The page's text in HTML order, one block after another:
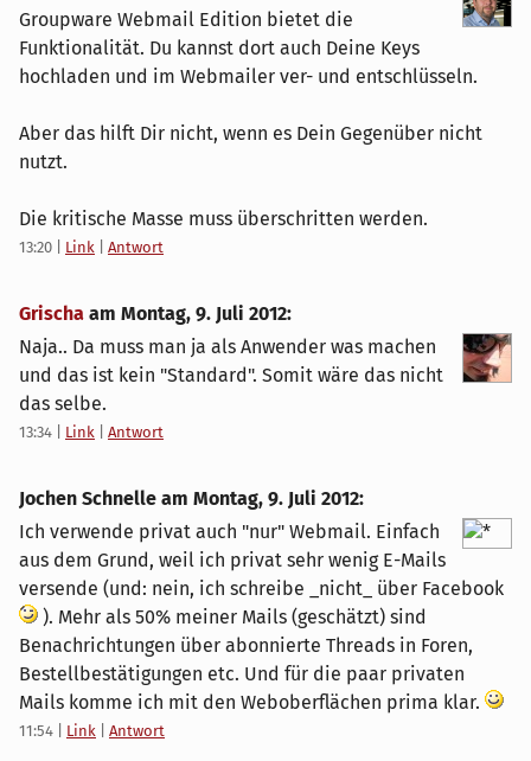
Groupware Webmail Edition bietet die
Funktionalität. Du kannst dort auch Deine Keys
hochladen und im Webmailer ver- und entschlüsseln.
Aber das hilft Dir nicht, wenn es Dein Gegenüber nicht
nutzt.
Die kritische Masse muss überschritten werden.
13:20 Link Antwort
Grischa am Montag, 9. Juli 2012:
Naja.. Da muss man ja als Anwender was machen
und das ist kein "Standard". Somit wäre das nicht
das selbe.
13:34 Link Antwort
Jochen Schnelle am Montag, 9. Juli 2012:
Ich verwende privat auch "nur" Webmail. Einfach
aus dem Grund, weil ich privat sehr wenig E-Mails
versende (und: nein, ich schreibe _nicht_ über Facebook
). Mehr als 50% meiner Mails (geschätzt) sind
Benachrichtungen über abonnierte Threads in Foren,
Bestellbestätigungen etc. Und für die paar privaten
Mails komme ich mit den Weboberflächen prima klar.
11:54 Link Antwort